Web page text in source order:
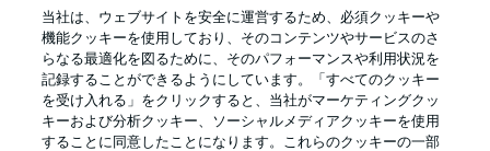
Official Partners
当社は、ウェブサイトを安全に運営するため、必須クッキーや
機能クッキーを使用しており、そのコンテンツやサービスのさ
らなる最適化を図るために、そのパフォーマンスや利用状況を
記録することができるようにしています。「すべてのクッキー
を受け入れる」をクリックすると、当社がマーケティングクッ
キーおよび分析クッキー、ソーシャルメディアクッキーを使用
することに同意したことになります。これらのクッキーの一部